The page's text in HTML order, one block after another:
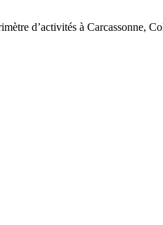
d’activités à Carcassonne,